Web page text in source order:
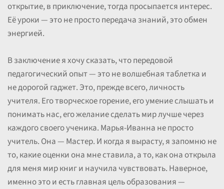
открытие, в приключение, тогда просыпается интерес.
Её уроки — это не просто передача знаний, это обмен
энергией.
В заключение я хочу сказать, что передовой
педагогический опыт — это не волшебная таблетка и
не дорогой гаджет. Это, прежде всего, личность
учителя. Его творческое горение, его умение слышать и
понимать нас, его желание сделать мир лучше через
каждого своего ученика. Марья-Иванна не просто
учитель. Она — Мастер. И когда я вырасту, я запомню не
то, какие оценки она мне ставила, а то, как она открыла
для меня мир книг и научила чувствовать. Наверное,
именно это и есть главная цель образования —